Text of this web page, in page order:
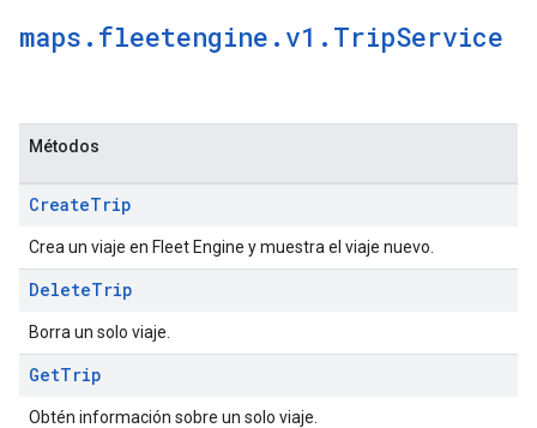
maps . fleetengine . v1 . TripService
Métodos
CreateTrip
Crea un viaje en Fleet Engine y muestra el viaje nuevo.
DeleteTrip
Borra un solo viaje.
GetTrip
Obtén información sobre un solo viaje.